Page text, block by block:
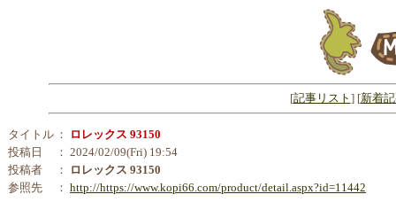
[記事リスト ] [新着
タイトル ：
ロレックス 93150
投稿日
： 2024/02/09(Fri) 19:54
投稿者
：
ロレックス 93150
参照先
： http://https://www.kopi66.com/product/detail.aspx?id=11442